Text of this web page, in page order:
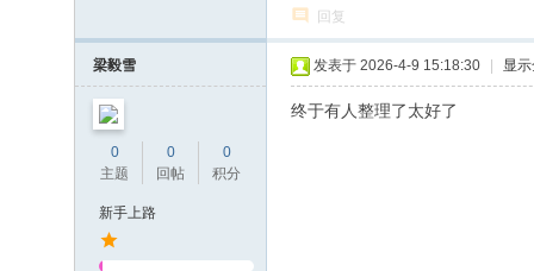
回复
梁毅雪
0
主题
0
回帖
0
积分
新手上路
发表于 2026-4-9 15:18:30 显
终于有人整理了太好了